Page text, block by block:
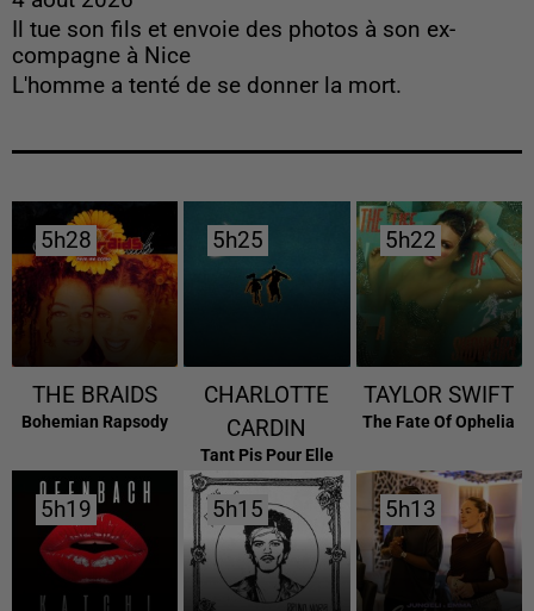
Il tue son fils et envoie des photos à son ex-
compagne à Nice
L'homme a tenté de se donner la mort.
5h28
5h28
THE BRAIDS
Bohemian Rapsody
5h25
5h25
CHARLOTTE
CARDIN
Tant Pis Pour Elle
5h22
5h22
TAYLOR SWIFT
The Fate Of Ophelia
5h19
5h19 5h15
5h15 5h13
5h13